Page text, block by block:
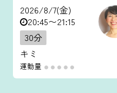
2026/8/7(金)
20:45〜21:15
30分
キミ
運動量 ● ● ● ● ●